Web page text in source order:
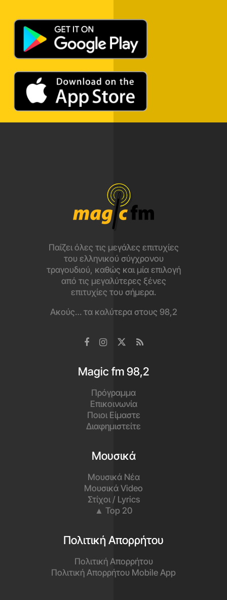
Παίζει όλες τις μεγάλες επιτυχίες
του ελληνικού σύγχρονου
τραγουδιού, καθώς και μία επιλογή
από τις μεγαλύτερες ξένες
επιτυχίες του σήμερα.
Ακούς… τα καλύτερα στους 98,2
Magic fm 98,2
Πρόγραμμα
Επικοινωνία
Ποιοι Είμαστε
Διαφημιστείτε
Μουσικά
Μουσικά Νέα
Μουσικά Video
Στίχοι / Lyrics
▲ Top 20
Πολιτική Απορρήτου
Πολιτική Απορρήτου
Πολιτική Απορρήτου Mobile App